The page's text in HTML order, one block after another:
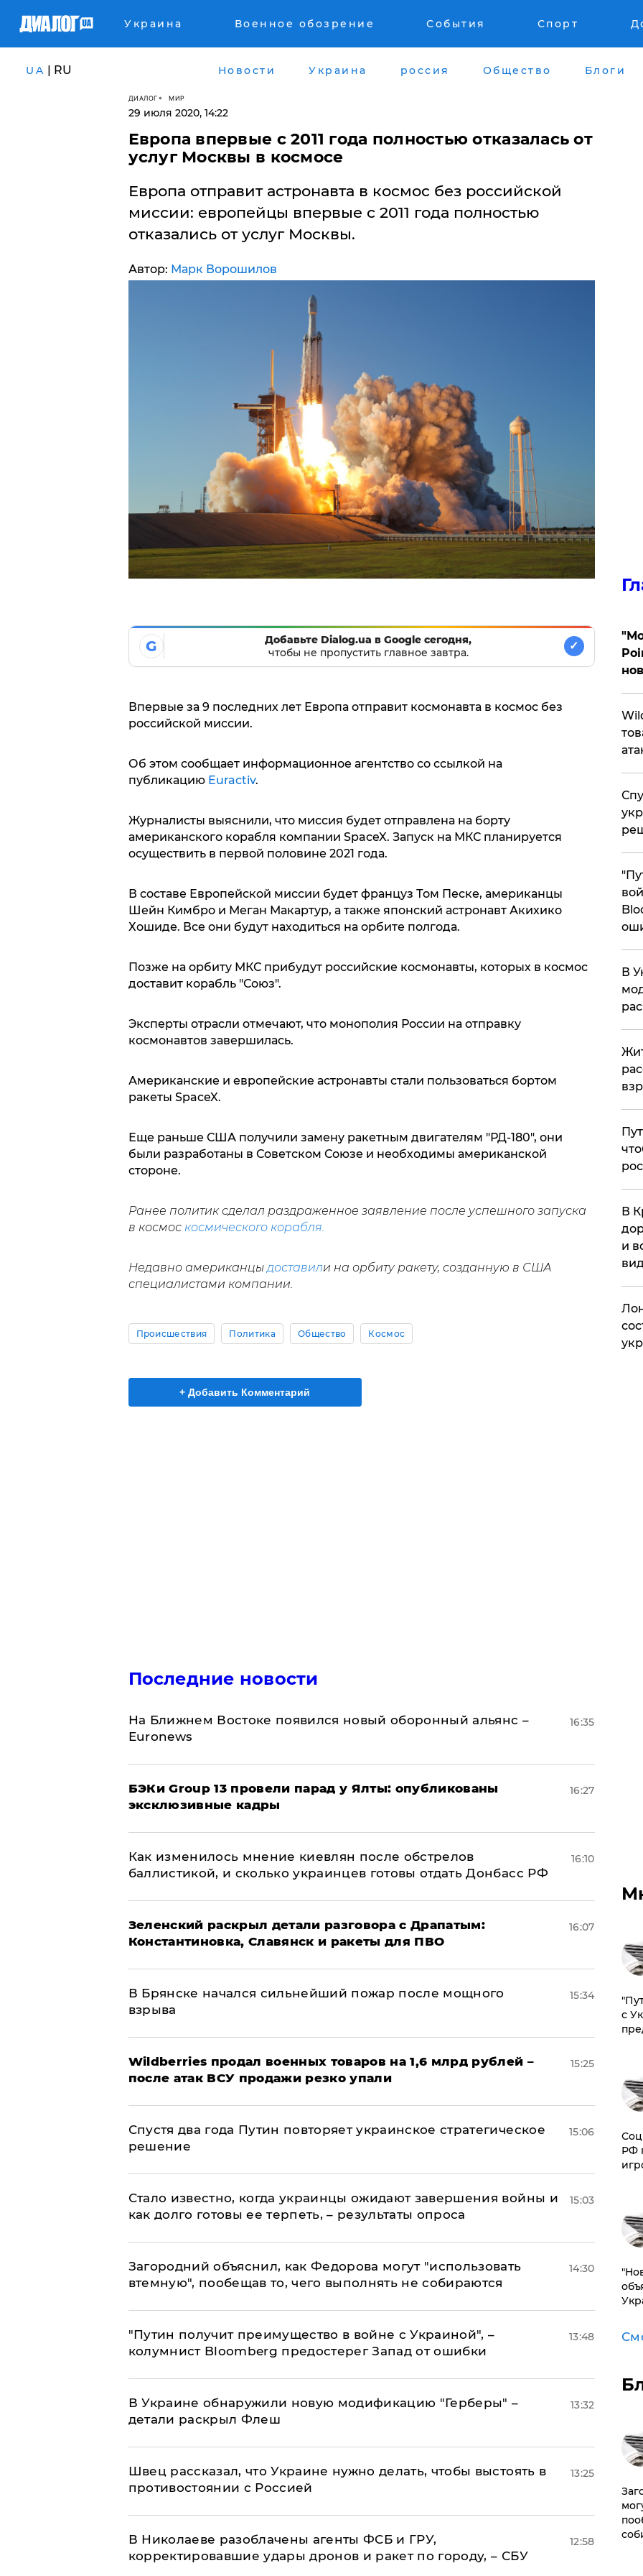
Украина Военное обозрение События Спорт
UA | RU Новости Украина россия Общество Блоги
ДИАЛОГ МИР
29 июля 2020, 14:22
Европа впервые с 2011 года полностью отказалась от
услуг Москвы в космосе
​Европа отправит астронавта в космос без российской
миссии: европейцы впервые с 2011 года полностью
отказались от услуг Москвы.
Автор: Марк Ворошилов
G
Добавьте Dialog.ua в Google сегодня,
чтобы не пропустить главное завтра.
✓
Впервые за 9 последних лет Европа отправит космонавта в космос без
российской миссии.
Об этом сообщает информационное агентство со ссылкой на
публикацию Euractiv.
Журналисты выяснили, что миссия будет отправлена на борту
американского корабля компании SpaceX. Запуск на МКС планируется
осуществить в первой половине 2021 года.
В составе Европейской миссии будет француз Том Песке, американцы
Шейн Кимбро и Меган Макартур, а также японский астронавт Акихико
Хошиде. Все они будут находиться на орбите полгода.
Позже на орбиту МКС прибудут российские космонавты, которых в космос
доставит корабль "Союз".
Эксперты отрасли отмечают, что монополия России на отправку
космонавтов завершилась.
Американские и европейские астронавты стали пользоваться бортом
ракеты SpaceX.
Еще раньше США получили замену ракетным двигателям "РД-180", они
были разработаны в Советском Союзе и необходимы американской
стороне.
Ранее политик сделал раздраженное заявление после успешного запуска
в космос космического корабля.
Недавно американцы доставили на орбиту ракету, созданную в США
специалистами компании.
Происшествия Политика Общество Космос
+ Добавить Комментарий
Последние новости
На Ближнем Востоке появился новый оборонный альянс –
Euronews
16:35
​БЭКи Group 13 провели парад у Ялты: опубликованы
эксклюзивные кадры
16:27
Как изменилось мнение киевлян после обстрелов
баллистикой, и сколько украинцев готовы отдать Донбасс РФ
16:10
​Зеленский раскрыл детали разговора с Драпатым:
Константиновка, Славянск и ракеты для ПВО
16:07
В Брянске начался сильнейший пожар после мощного
взрыва
15:34
​Wildberries продал военных товаров на 1,6 млрд рублей –
после атак ВСУ продажи резко упали
15:25
Спустя два года Путин повторяет украинское стратегическое
решение
15:06
Стало известно, когда украинцы ожидают завершения войны и
как долго готовы ее терпеть, – результаты опроса
15:03
Загородний объяснил, как Федорова могут "использовать
втемную", пообещав то, чего выполнять не собираются
14:30
"Путин получит преимущество в войне с Украиной", –
колумнист Bloomberg предостерег Запад от ошибки
13:48
В Украине обнаружили новую модификацию "Герберы" –
детали раскрыл Флеш
13:32
Швец рассказал, что Украине нужно делать, чтобы выстоять в
противостоянии с Россией
13:25
В Николаеве разоблачены агенты ФСБ и ГРУ,
корректировавшие удары дронов и ракет по городу, – СБУ
12:58
В
В
и
с
РФ